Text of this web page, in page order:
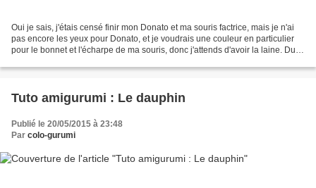
Oui je sais, j'étais censé finir mon Donato et ma souris factrice, mais je n'ai
pas encore les yeux pour Donato, et je voudrais une couleur en particulier
pour le bonnet et l'écharpe de ma souris, donc j'attends d'avoir la laine. Du
Tuto amigurumi : Le dauphin
Publié le 20/05/2015 à 23:48
Par colo-gurumi